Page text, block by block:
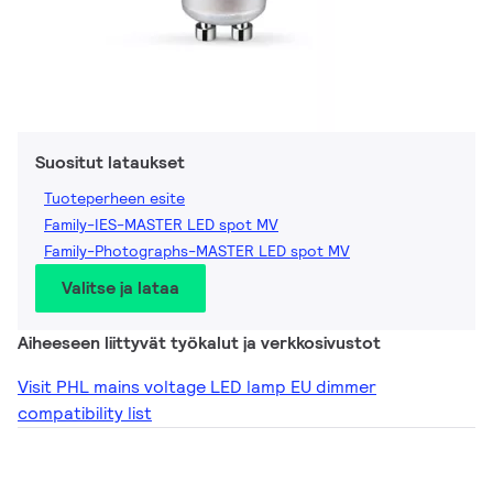
Suositut lataukset
Tuoteperheen esite
Family-IES-MASTER LED spot MV
Family-Photographs-MASTER LED spot MV
Valitse ja lataa
Aiheeseen liittyvät työkalut ja verkkosivustot
Visit PHL mains voltage LED lamp EU dimmer
compatibility list